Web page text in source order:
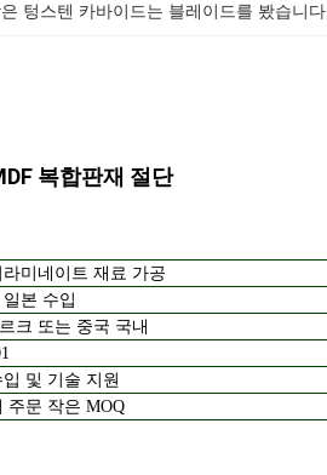
텅스텐 카바이드는 블레이드를 봤습니다
복합판재 절단
라미네이트 재료 가공
본 수입
크 또는 중국 국내
및 기술 지원
주문 작은 MOQ